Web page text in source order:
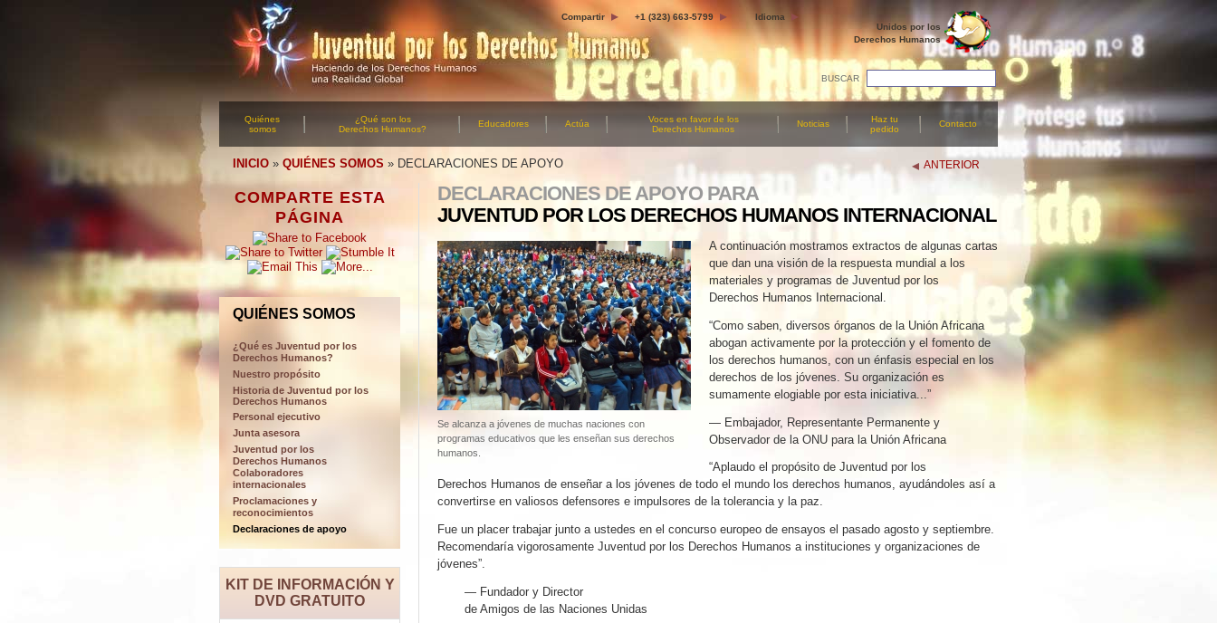
Compartir +1 (323) 663-5799
Idioma
Unidos por los
Derechos Humanos
BUSCAR
Quiénes
somos
¿Qué son los
Derechos Humanos?
Educadores Actúa Voces en favorde los
Derechos Humanos
Noticias
Haz tu
pedido
Contacto
INICIO » QUIÉNES SOMOS » DECLARACIONES DE APOYO ANTERIOR
COMPARTE ESTA
PÁGINA
QUIÉNES SOMOS
¿Qué es Juventud por los
Derechos Humanos?
Nuestro propósito
Historia de Juventud por los
Derechos Humanos
Personal ejecutivo
Junta asesora
Juventud por los
Derechos Humanos
Colaboradores
internacionales
Proclamaciones y
reconocimientos
Declaraciones de apoyo
KIT DE INFORMACIÓN Y
DVD GRATUITO
DECLARACIONES DE APOYO PARA
JUVENTUD POR LOS DERECHOS HUMANOS INTERNACIONAL
Se alcanza a jóvenes de muchas naciones con
programas educativos que les enseñan sus derechos
humanos.
A continuación mostramos extractos de algunas cartas
que dan una visión de la respuesta mundial a los
materiales y programas de Juventud por los
Derechos Humanos Internacional.
“Como saben, diversos órganos de la Unión Africana
abogan activamente por la protección y el fomento de
los derechos humanos, con un énfasis especial en los
derechos de los jóvenes. Su organización es
sumamente elogiable por esta iniciativa...”
— Embajador, Representante Permanente y
Observador de la ONU para la Unión Africana
“Aplaudo el propósito de Juventud por los
Derechos Humanos de enseñar a los jóvenes de todo el mundo los derechos humanos, ayudándoles así a
convertirse en valiosos defensores e impulsores de la tolerancia y la paz.
Fue un placer trabajar junto a ustedes en el concurso europeo de ensayos el pasado agosto y septiembre.
Recomendaría vigorosamente Juventud por los Derechos Humanos a instituciones y organizaciones de
jóvenes”.
— Fundador y Director
de Amigos de las Naciones Unidas